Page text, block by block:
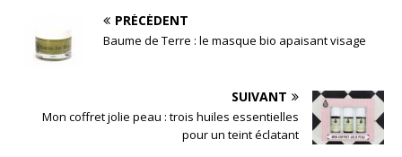
PRÉCÉDENT
Baume de Terre : le masque bio apaisant visage
SUIVANT
Mon coffret jolie peau : trois huiles essentielles
pour un teint éclatant